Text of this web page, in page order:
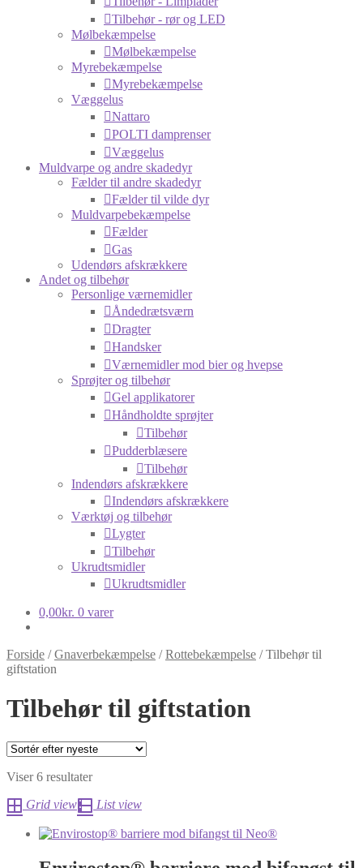
Tilbehør - rør og LED
Mølbekæmpelse
Mølbekæmpelse
Myrebekæmpelse
Myrebekæmpelse
Væggelus
Nattaro
POLTI damprenser
Væggelus
Muldvarpe og andre skadedyr
Fælder til andre skadedyr
Fælder til vilde dyr
Muldvarpebekæmpelse
Fælder
Gas
Udendørs afskrækkere
Andet og tilbehør
Personlige værnemidler
Åndedrætsværn
Dragter
Handsker
Værnemidler mod bier og hvepse
Sprøjter og tilbehør
Gel applikatorer
Håndholdte sprøjter
Tilbehør
Pudderblæsere
Tilbehør
Indendørs afskrækkere
Indendørs afskrækkere
Værktøj og tilbehør
Lygter
Tilbehør
Ukrudtsmidler
Ukrudtsmidler
0,00kr. 0 varer
Forside /Gnaverbekæmpelse /Rottebekæmpelse /Tilbehør til
giftstation
Tilbehør til giftstation
Viser 6 resultaterSorteret
seneste
Grid view List view